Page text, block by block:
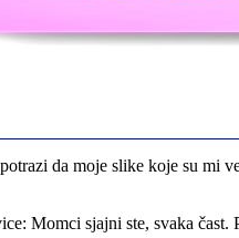
Mogu da pohvalim sve
Zahvaljujuću vašoj